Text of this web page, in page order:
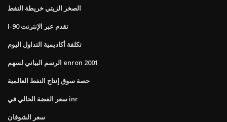
الصخر الزيتي خريطة النفط
I-90 تقدم عبر الإنترنت
تكلفة أكاديمية التداول اليوم
الرسم البياني لسهم enron 2001
حصة سوق إنتاج النفط العالمية
سعر الفضة الحالي في inr
سعر الشوفان